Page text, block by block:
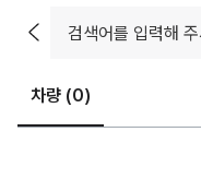
차량 (0)